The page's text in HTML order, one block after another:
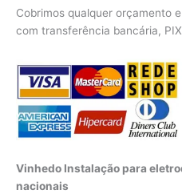
Cobrimos qualquer orçamento
com transferência bancária,
Vinhedo Instalação para
nacionais